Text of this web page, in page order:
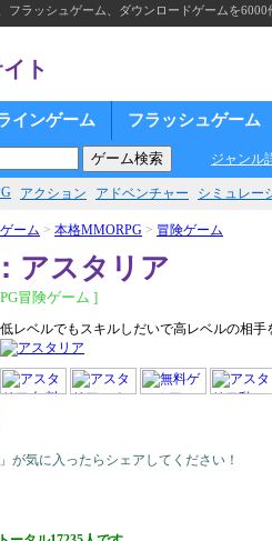
フラッシュゲーム、ダウンロードゲームを6000
ト
インゲーム フラッシュゲーム
ジャンル
アクション アドベンチャー シミュレー
ーム > 本格MMORPG > 冒険ゲーム
アスタリア
冒険ゲーム ]
低レベルでもスキルしだいで高レベルの相
が気に入ったらシェアしてください！